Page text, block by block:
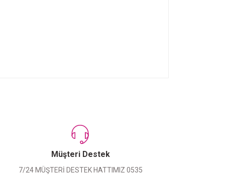
Müşteri Destek
7/24 MÜŞTERİ DESTEK HATTIMIZ 0535